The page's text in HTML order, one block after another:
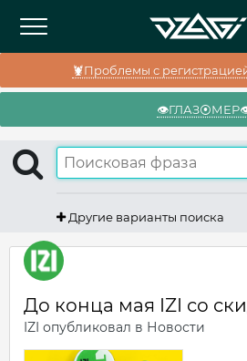
🦞Проблемы с
Другие варианты поиска
До конца мая IZI со
IZI опубликовал в Новости